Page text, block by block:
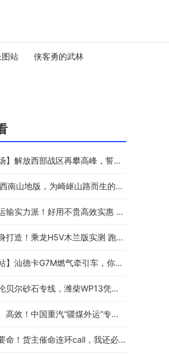
站 侠客勇的武林
解放西部战区再攀高峰，誓夺全年4.4万辆
地版，为崎岖山路而生的高效物流伙伴
派！好用不贵高效实惠 101度4米2选蓝擎EHMAX
乘龙H5V木兰版实测 跑长途的糟心事全都解决了
德卡G7M燃气牵引车，你是来“搅局”的吧？
专线，潍柴WP13凭硬核实力伴80后卡友创收增收
中国重汽“疆煤外运”专属服务政策体验报告
货主催命连环call，我还必须四小时歇一次！